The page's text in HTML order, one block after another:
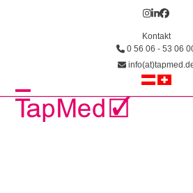
Instagram
LinkedIn
Kontakt
0 56 06 - 53 06
Open
Close